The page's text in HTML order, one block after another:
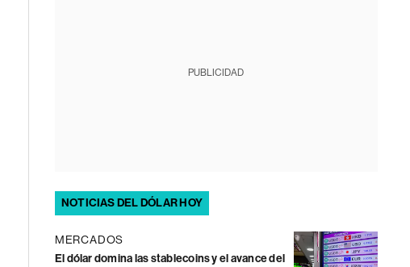
PUBLICIDAD
NOTICIAS DEL DÓLAR HOY
MERCADOS
El dólar domina las stablecoins y el avance del